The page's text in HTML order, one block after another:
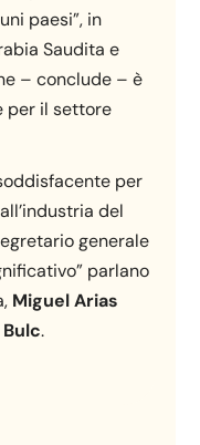
paesi”, in
Saudita e
– conclude – è
per il settore
per
del
generale
parlano
Miguel Arias
.